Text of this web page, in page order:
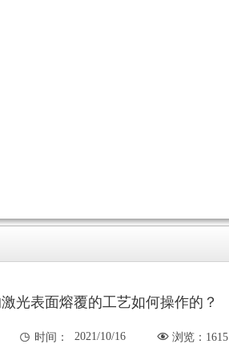
光表面熔覆的工艺如何操作的？
浏览：1615
 时间：
2021/10/16